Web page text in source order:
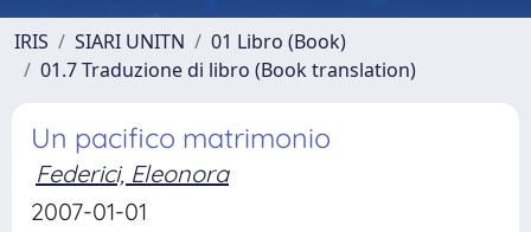
IRIS SIARI UNITN
01 Libro (Book)
01.7 Traduzione di libro (Book translation)
Un pacifico matrimonio
Federici, Eleonora
2007-01-01